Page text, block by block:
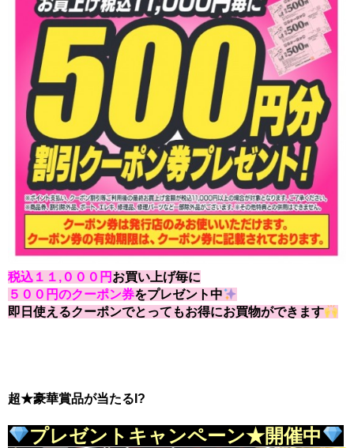
税込１１,０００円 お買い上げ毎に
５００円のクーポン券をプレゼント中
即日使えるクーポンでとってもお得にお買物ができます
超★豪華賞品が当たるI?
プレゼントキャンペーン★開催中